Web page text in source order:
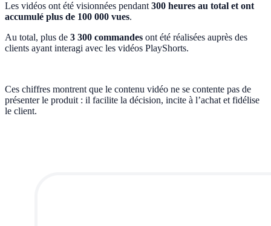
Les vidéos ont été visionnées pendant 300 heures au total et ont
accumulé plus de 100 000 vues.
Au total, plus de 3 300 commandes ont été réalisées auprès des
clients ayant interagi avec les vidéos PlayShorts.
Ces chiffres montrent que le contenu vidéo ne se contente pas de
présenter le produit : il facilite la décision, incite à l’achat et fidélise
le client.